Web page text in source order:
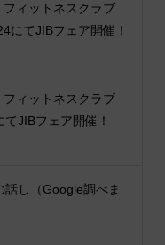
ィットネスクラブ
にてJIBフェア開催！
ィットネスクラブ
JIBフェア開催！
し（Google調べま